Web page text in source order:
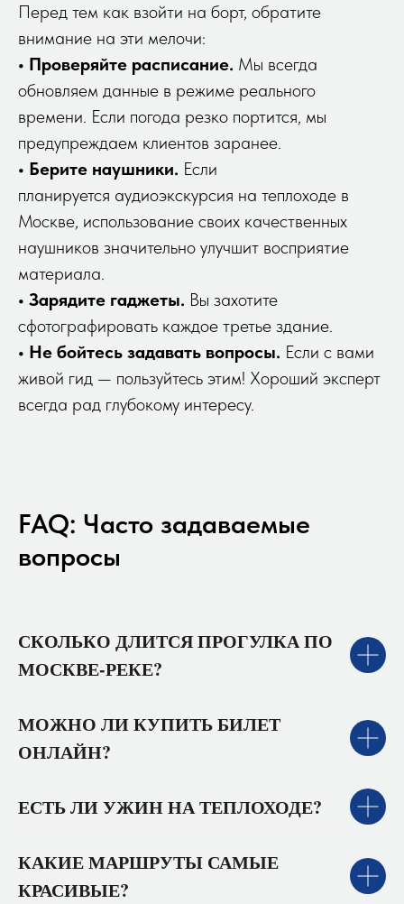
Перед тем как взойти на борт, обратите
внимание на эти мелочи:
• Проверяйте расписание. Мы всегда
обновляем данные в режиме реального
времени. Если погода резко портится, мы
предупреждаем клиентов заранее.
• Берите наушники. Если
планируется аудиоэкскурсия на теплоходе в
Москве, использование своих качественных
наушников значительно улучшит восприятие
материала.
• Зарядите гаджеты. Вы захотите
сфотографировать каждое третье здание.
• Не бойтесь задавать вопросы. Если с вами
живой гид — пользуйтесь этим! Хороший эксперт
всегда рад глубокому интересу.
FAQ: Часто задаваемые
вопросы
СКОЛЬКО ДЛИТСЯ ПРОГУЛКА ПО
МОСКВЕ-РЕКЕ?
МОЖНО ЛИ КУПИТЬ БИЛЕТ
ОНЛАЙН?
ЕСТЬ ЛИ УЖИН НА ТЕПЛОХОДЕ?
КАКИЕ МАРШРУТЫ САМЫЕ
КРАСИВЫЕ?